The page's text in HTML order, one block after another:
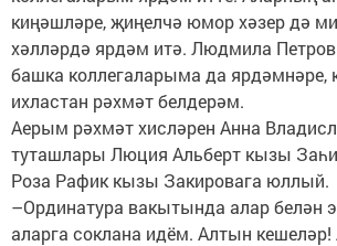
киңәшләре, җиңелчә юмор хәзер дә
хәлләрдә ярдәм итә. Людмила
башка коллегаларыма да ярдәмнәре,
ихластан рәхмәт белдерәм.
Аерым рәхмәт хисләрен Анна
туташлары Люция Альберт кызы
Роза Рафик кызы Закировага юллый.
–Ординатура вакытында алар белән
аларга соклана идём. Алтын кешеләр!